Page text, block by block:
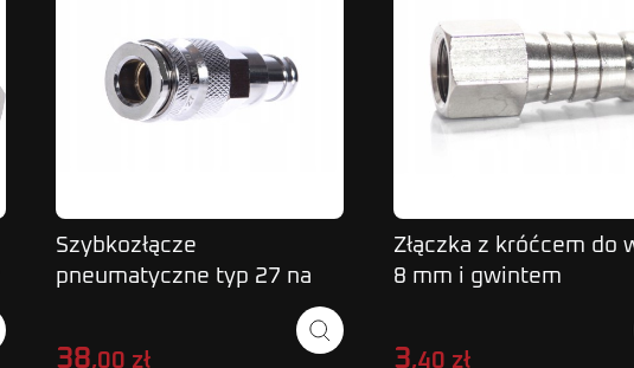
Szybkozłącze
pneumatyczne typ 27 na
38,00 zł
Złączka z króćcem do
8 mm i gwintem
3,40 zł